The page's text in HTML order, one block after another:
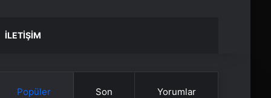
İLETIŞIM
Popüler Son Yorumlar